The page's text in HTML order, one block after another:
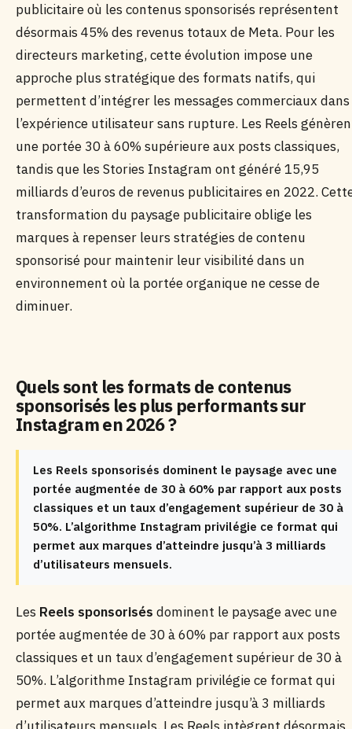
publicitaire où les contenus sponsorisés représentent
désormais 45% des revenus totaux de Meta. Pour les
directeurs marketing, cette évolution impose une
approche plus stratégique des formats natifs, qui
permettent d’intégrer les messages commerciaux dans
l’expérience utilisateur sans rupture. Les Reels
une portée 30 à 60% supérieure aux posts classiques,
tandis que les Stories Instagram ont généré 15,95
milliards d’euros de revenus publicitaires en 2022.
transformation du paysage publicitaire oblige les
marques à repenser leurs stratégies de contenu
sponsorisé pour maintenir leur visibilité dans un
environnement où la portée organique ne cesse de
diminuer.
Quels sont les formats de contenus
sponsorisés les plus performants sur
Instagram en 2026 ?
Les Reels sponsorisés dominent le paysage avec une
portée augmentée de 30 à 60% par rapport aux posts
classiques et un taux d’engagement supérieur de 30 à
50%. L’algorithme Instagram privilégie ce format qui
permet aux marques d’atteindre jusqu’à 3 milliards
d’utilisateurs mensuels.
Les Reels sponsorisés dominent le paysage avec une
portée augmentée de 30 à 60% par rapport aux posts
classiques et un taux d’engagement supérieur de 30 à
50%. L’algorithme Instagram privilégie ce format qui
permet aux marques d’atteindre jusqu’à 3 milliards